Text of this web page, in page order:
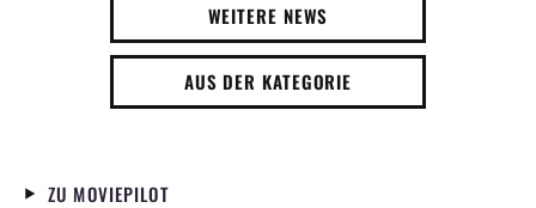
WEITERE NEWS
AUS DER KATEGORIE
ZU MOVIEPILOT